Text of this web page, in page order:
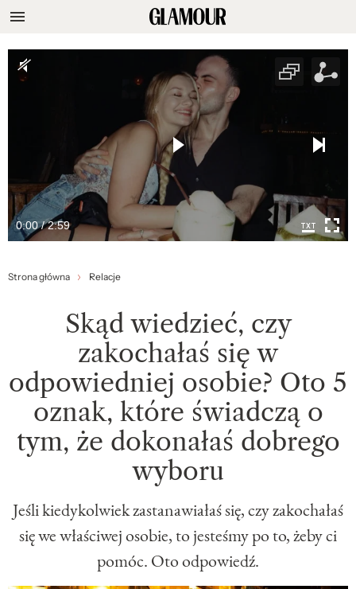
0:00 / 2:59
Strona główna Relacje
Skąd wiedzieć, czy
zakochałaś się w
odpowiedniej osobie? Oto 5
oznak, które świadczą o
tym, że dokonałaś dobrego
wyboru
Jeśli kiedykolwiek zastanawiałaś się, czy zakochałaś
się we właściwej osobie, to jesteśmy po to, żeby ci
pomóc. Oto odpowiedź.